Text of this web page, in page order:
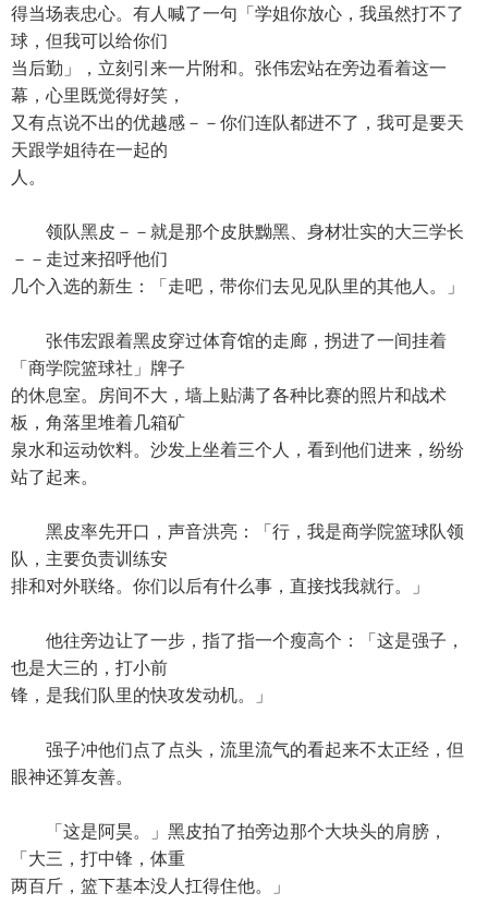
得当场表忠心。有人喊了一句「学姐你放心，我虽然打不了
球，但我可以给你们
当后勤」，立刻引来一片附和。张伟宏站在旁边看着这一
幕，心里既觉得好笑，
又有点说不出的优越感－－你们连队都进不了，我可是要天
天跟学姐待在一起的
人。
领队黑皮－－就是那个皮肤黝黑、身材壮实的大三学长
－－走过来招呼他们
几个入选的新生：「走吧，带你们去见见队里的其他人。」
张伟宏跟着黑皮穿过体育馆的走廊，拐进了一间挂着
「商学院篮球社」牌子
的休息室。房间不大，墙上贴满了各种比赛的照片和战术
板，角落里堆着几箱矿
泉水和运动饮料。沙发上坐着三个人，看到他们进来，纷纷
站了起来。
黑皮率先开口，声音洪亮：「行，我是商学院篮球队领
队，主要负责训练安
排和对外联络。你们以后有什么事，直接找我就行。」
他往旁边让了一步，指了指一个瘦高个：「这是强子，
也是大三的，打小前
锋，是我们队里的快攻发动机。」
强子冲他们点了点头，流里流气的看起来不太正经，但
眼神还算友善。
「这是阿昊。」黑皮拍了拍旁边那个大块头的肩膀，
「大三，打中锋，体重
两百斤，篮下基本没人扛得住他。」